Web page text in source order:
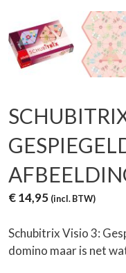
€14,95 (incl. BTW)
Schubitrix Visio 3:
domino maar is net